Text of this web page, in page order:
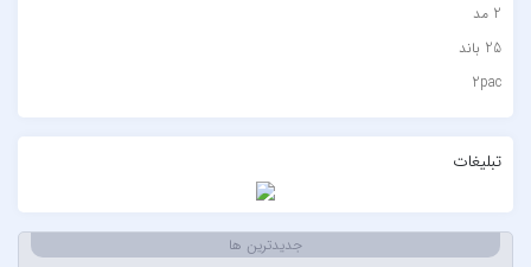
2 مد
25 باند
2pac
۷ بند
Afra
تبلیغات
جدیدترین ها